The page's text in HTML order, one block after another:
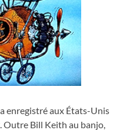
enregistré aux États-Unis
. Outre Bill Keith au banjo,